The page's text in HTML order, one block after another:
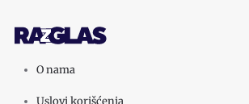
O nama